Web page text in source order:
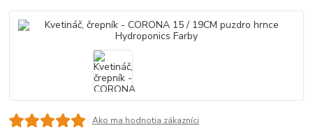
Ako ma hodnotia zákazníci